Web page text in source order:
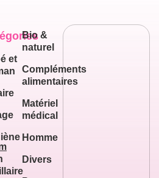
et
Bio &
naturel
Compléments
alimentaires
Matériel
médical
Homme
Divers